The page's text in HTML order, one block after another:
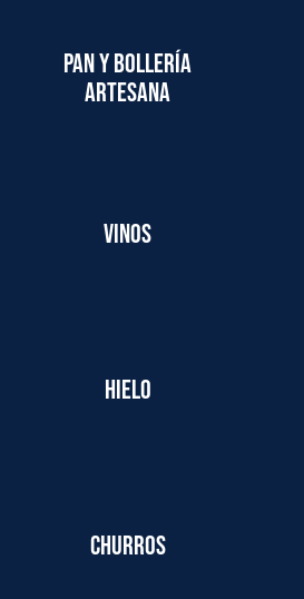
Pan y bollería
artesana
Vinos
Hielo
Churros